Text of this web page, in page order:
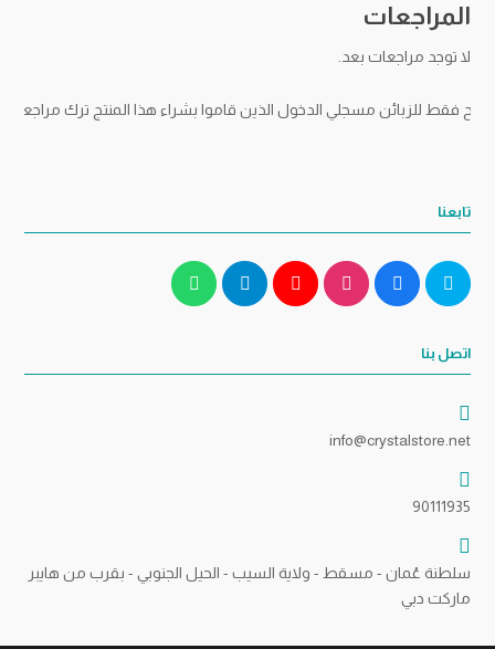
المراجعات
لا توجد مراجعات بعد.
فقط للزبائن مسجلي الدخول الذين قاموا بشراء هذا المنتج ترك مراجعة.
تابعنا
اتصل بنا
info@crystalstore.net
90111935
سلطنة عُمان - مسقط - ولاية السيب - الحيل الجنوبي - بقرب من هايبر
ماركت دبي